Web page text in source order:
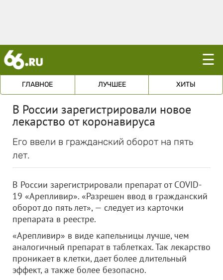
☰
ГЛАВНОЕ ЛУЧШЕЕ ХИТЫ
В России зарегистрировали новое
лекарство от коронавируса
Его ввели в гражданский оборот на пять
лет.
В России зарегистрировали препарат от COVID-
19 «Арепливир». «Разрешен ввод в гражданский
оборот до пять лет», — следует из карточки
препарата в реестре.
«Арепливир» в виде капельницы лучше, чем
аналогичный препарат в таблетках. Так лекарство
проникает в клетки, дает более длительный
эффект, а также более безопасно.